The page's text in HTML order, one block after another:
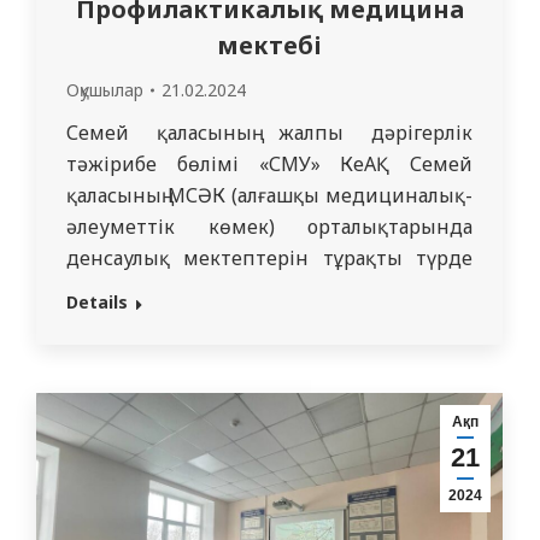
Профилактикалық медицина
мектебі
Оқушылар 21.02.2024
Семей қаласының жалпы дәрігерлік
тәжірибе бөлімі «СМУ» КеАҚ Семей
қаласының МСӘК (алғашқы медициналық-
әлеуметтік көмек) орталықтарында
денсаулық мектептерін тұрақты түрде
өткізеді. Барлық науқастар отбасылық
мәселесі кеңінен таралған. Сондықтан,
бөлім қызметкерлері 715-ші ЖТД
тобының интерндерінің (жалпы
тәжірибелік дәрігерлер) қатысуымен
Details
Ақп
21
2024